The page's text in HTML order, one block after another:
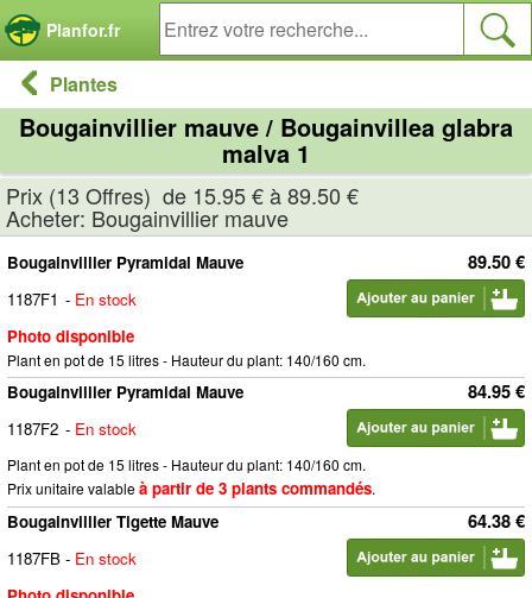
Planfor.fr
Plantes
Bougainvillier mauve / Bougainvillea glabra
malva 1
Prix (13 Offres) de 15.95 € à 89.50 €
Acheter: Bougainvillier mauve
89.50 €
Bougainvillier Pyramidal Mauve
1187F1 - En stock
Photo disponible
Plant en pot de 15 litres - Hauteur du plant: 140/160 cm.
84.95 €
Bougainvillier Pyramidal Mauve
1187F2 - En stock
Plant en pot de 15 litres - Hauteur du plant: 140/160 cm.
Prix unitaire valableà partir de 3 plants commandés.
64.38 €
Bougainvillier Tigette Mauve
1187FB - En stock
Panneau de gestion des cookies